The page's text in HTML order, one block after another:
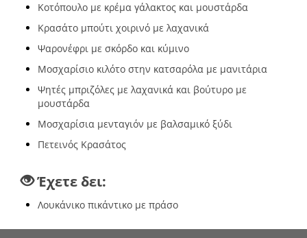
Κοτόπουλο με κρέμα γάλακτος και μουστάρδα
Κρασάτο μπούτι χοιρινό με λαχανικά
Ψαρονέφρι με σκόρδο και κύμινο
Μοσχαρίσιο κιλότο στην κατσαρόλα με μανιτάρια
Ψητές μπριζόλες με λαχανικά και βούτυρο με
μουστάρδα
Μοσχαρίσια μενταγιόν με βαλσαμικό ξύδι
Πετεινός Κρασάτος
Έχετε δει:
Λουκάνικο πικάντικο με πράσο